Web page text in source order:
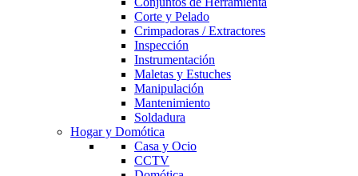
Corte y Pelado
Crimpadoras / Extractores
Inspección
Instrumentación
Maletas y Estuches
Manipulación
Mantenimiento
Soldadura
Hogar y Domótica
Casa y Ocio
CCTV